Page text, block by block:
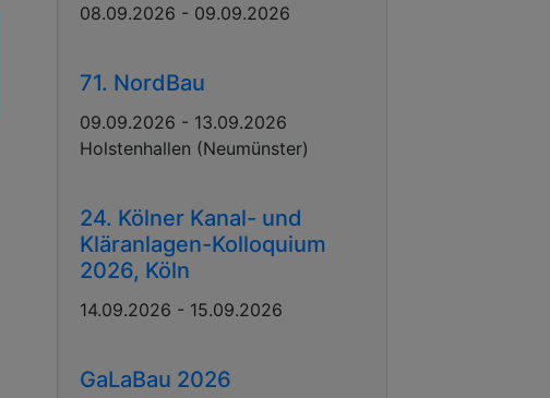
08.09.2026 - 09.09.2026
71. NordBau
09.09.2026 - 13.09.2026
Holstenhallen (Neumünster)
24. Kölner Kanal- und
Kläranlagen-Kolloquium
2026, Köln
14.09.2026 - 15.09.2026
GaLaBau 2026